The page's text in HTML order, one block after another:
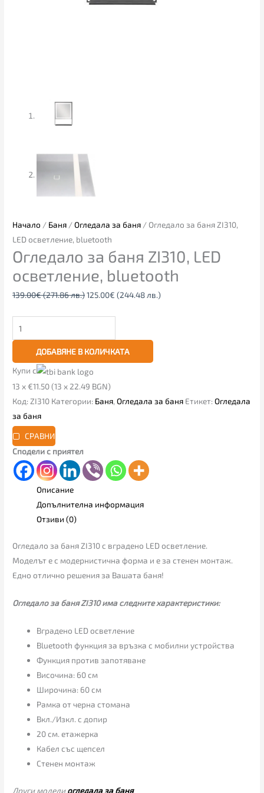
Начало / Баня /Огледала за баня / Огледало за баня ZI310,
LED осветление, bluetooth
Огледало за баня ZI310, LED
осветление, bluetooth
139.00€(271.86 лв.)125.00€ (244.48 лв.)
ДОБАВЯНЕ В КОЛИЧКАТА
Купи с
13 x €11.50 (13 x 22.49 BGN)
Код: ZI310 Категории: Баня,Огледала за баня Етикет:Огледала
за баня
СРАВНИ
Сподели с приятел
Описание
Допълнителна информация
Отзиви (0)
Огледало за баня ZI310 с вградено LED осветление.
Моделът е с модернистична форма и е за стенен монтаж.
Едно отлично решения за Вашата баня!
Огледало за баня ZI310 има следните характеристики:
Вградено LED осветление
Bluetooth функция за връзка с мобилни устройства
Функция против запотяване
Височина: 60 см
Широчина: 60 см
Рамка от черна стомана
Вкл./Изкл. с допир
20 см. етажерка
Кабел със щепсел
Стенен монтаж
Други моделиогледала за баня